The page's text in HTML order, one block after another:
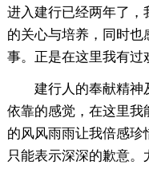
进入建行已经两年了
的关心与培养，同时也
事。正是在这里我有过
建行人的奉献精神
依靠的感觉，在这里
的风风雨雨让我倍感
只能表示深深的歉意